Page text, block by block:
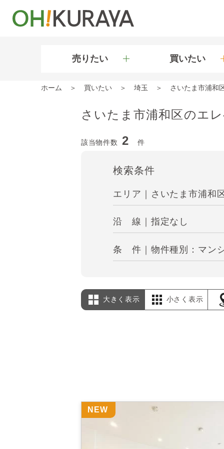
売りたい 買いたい
ホーム 買いたい 埼玉 さいたま市浦和
さいたま市浦和区のエ
該当物件数 2 件
検索条件
エリア｜さいたま市浦和
沿 線｜指定なし
条 件｜物件種別：マン
大きく表示 小さく表示
NEW